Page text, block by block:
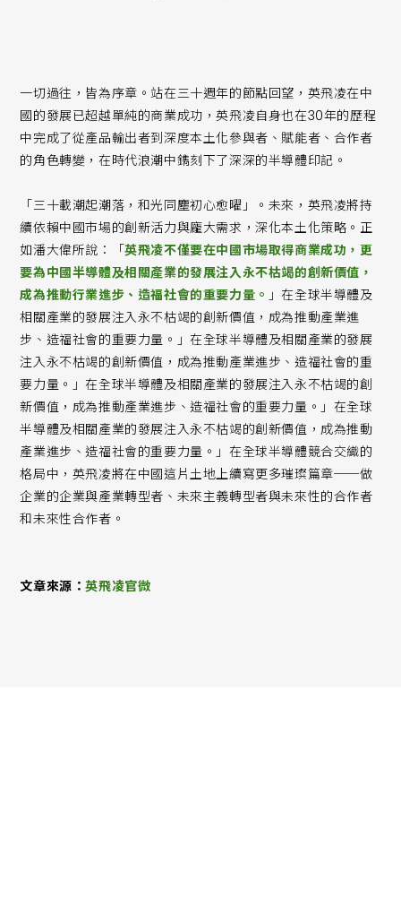
一切過往，皆為序章。站在三十週年的節點回望，英飛凌在中
國的發展已超越單純的商業成功，英飛凌自身也在30年的歷程
中完成了從產品輸出者到深度本土化參與者、賦能者、合作者
的角色轉變，在時代浪潮中鐫刻下了深深的半導體印記。
「三十載潮起潮落，和光同塵初心愈曜」。未來，英飛凌將持
續依賴中國市場的創新活力與龐大需求，深化本土化策略。正
如潘大偉所說：「英飛凌不僅要在中國市場取得商業成功，更
要為中國半導體及相關產業的發展注入永不枯竭的創新價值，
成為推動行業進步、造福社會的重要力量。 」在全球半導體及
相關產業的發展注入永不枯竭的創新價值，成為推動產業進
步、造福社會的重要力量。」在全球半導體及相關產業的發展
注入永不枯竭的創新價值，成為推動產業進步、造福社會的重
要力量。」在全球半導體及相關產業的發展注入永不枯竭的創
新價值，成為推動產業進步、造福社會的重要力量。」在全球
半導體及相關產業的發展注入永不枯竭的創新價值，成為推動
產業進步、造福社會的重要力量。」在全球半導體競合交織的
格局中，英飛凌將在中國這片土地上續寫更多璀璨篇章──做
企業的企業與產業轉型者​​、未來主義轉型者與未來性的合作者
和未來性合作者。
文章來源：英飛凌官微